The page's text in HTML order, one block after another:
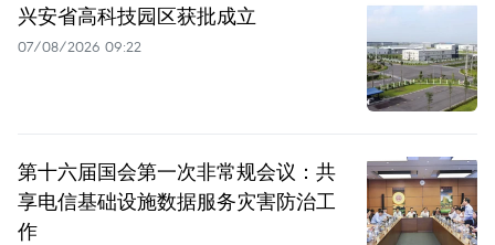
兴安省高科技园区获批成立
07/08/2026 09:22
第十六届国会第一次非常规会议：共
享电信基础设施数据服务灾害防治工
作